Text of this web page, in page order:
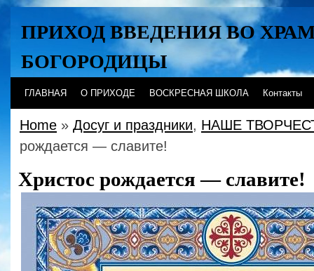
ПРИХОД ВВЕДЕНИЯ ВО
БОГОРОДИЦЫ
Хабаровск
ГЛАВНАЯ О ПРИХОДЕ ВОСКРЕСНАЯ ШКОЛА Контакты
Home » Досуг и праздники, НАШЕ
рождается — славите!
Христос рождается — славите!